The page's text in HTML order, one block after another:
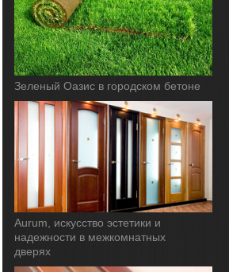
Зеленый Оазис в городском бетоне
Aurum, искусство эстетики и
надежности в межкомнатных
дверях